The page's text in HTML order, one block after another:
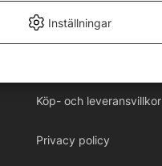
Köp- och leveransvillkor
Privacy policy
Inställningar